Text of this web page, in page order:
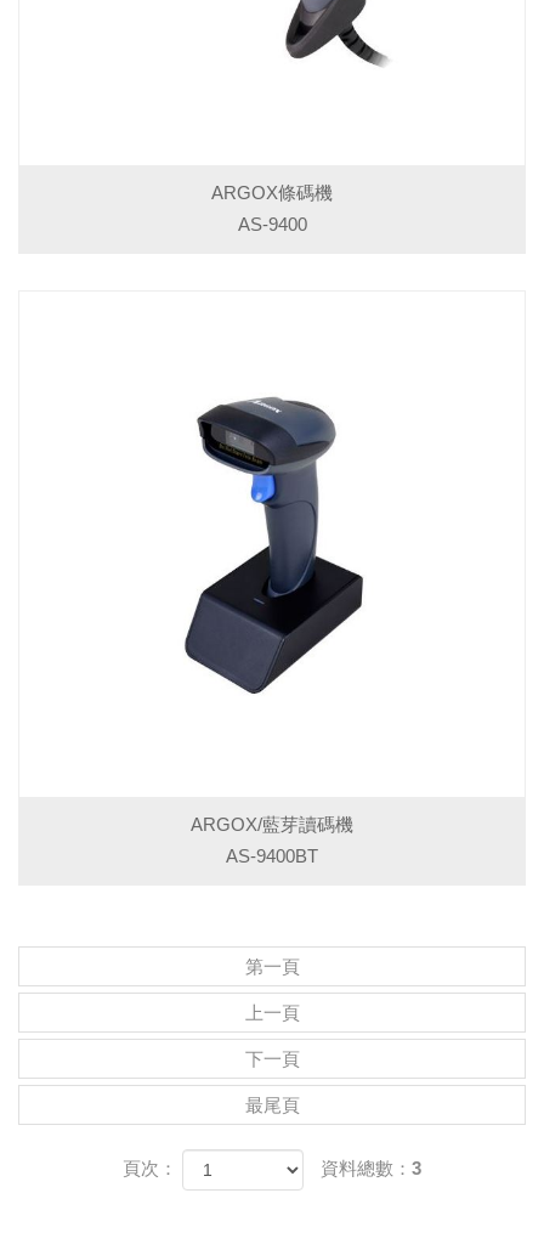
ARGOX條碼機
AS-9400
ARGOX/藍芽讀碼機
AS-9400BT
第一頁
上一頁
下一頁
最尾頁
頁次： 資料總數：3